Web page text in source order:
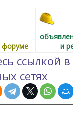
форуме
и
ссылкой в
сетях